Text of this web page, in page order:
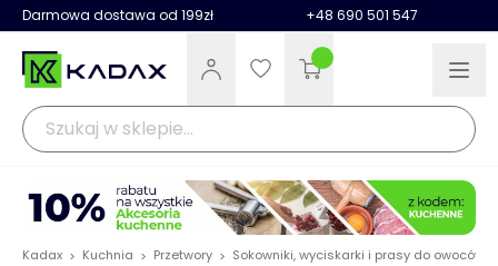
Darmowa dostawa od 199zł +48 690 501 547
Kadax > Kuchnia > Przetwory > Sokowniki, wyciskarki i prasy do owoców